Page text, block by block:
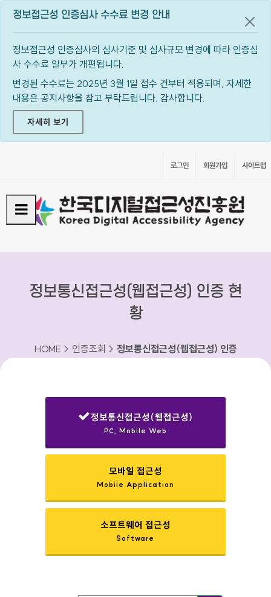
정보접근성 인증심사 수수료 변경 안내
정보접근성 인증심사의 심사기준 및 심사규모 변경에 따라 인증심
사 수수료 일부가 개편됩니다.
변경된 수수료는 2025년 3월 1일 접수 건부터 적용되며, 자세한
내용은 공지사항을 참고 부탁드립니다. 감사합니다.
자세히 보기
공지
로그인 회원가입 사이트맵
정보통신접근성(웹접근성) 인증 현
황
HOME > 인증조회 > 정보통신접근성(웹접근성) 인증
정보통신접근성(웹접근성)
PC, Mobile Web
모바일 접근성
Mobile Application
소프트웨어 접근성
Software